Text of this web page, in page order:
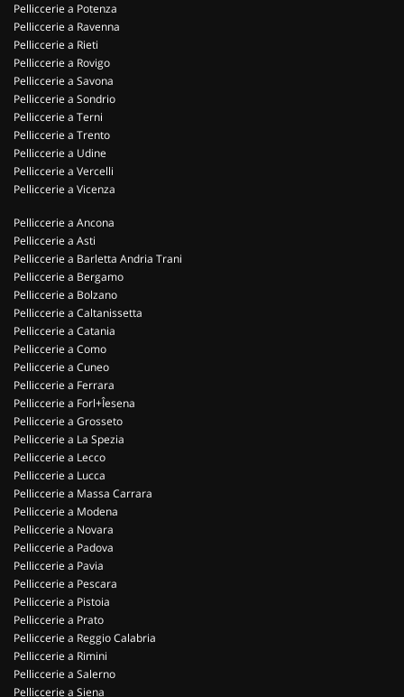
Pelliccerie a Potenza
Pelliccerie a Ravenna
Pelliccerie a Rieti
Pelliccerie a Rovigo
Pelliccerie a Savona
Pelliccerie a Sondrio
Pelliccerie a Terni
Pelliccerie a Trento
Pelliccerie a Udine
Pelliccerie a Vercelli
Pelliccerie a Vicenza
Pelliccerie a Ancona
Pelliccerie a Asti
Pelliccerie a Barletta Andria Trani
Pelliccerie a Bergamo
Pelliccerie a Bolzano
Pelliccerie a Caltanissetta
Pelliccerie a Catania
Pelliccerie a Como
Pelliccerie a Cuneo
Pelliccerie a Ferrara
Pelliccerie a Forl+Îesena
Pelliccerie a Grosseto
Pelliccerie a La Spezia
Pelliccerie a Lecco
Pelliccerie a Lucca
Pelliccerie a Massa Carrara
Pelliccerie a Modena
Pelliccerie a Novara
Pelliccerie a Padova
Pelliccerie a Pavia
Pelliccerie a Pescara
Pelliccerie a Pistoia
Pelliccerie a Prato
Pelliccerie a Reggio Calabria
Pelliccerie a Rimini
Pelliccerie a Salerno
Pelliccerie a Siena